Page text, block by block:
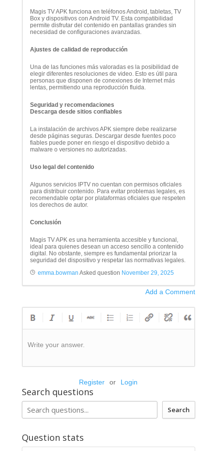
Magis TV APK funciona en teléfonos Android, tabletas, TV
Box y dispositivos con Android TV. Esta compatibilidad
permite disfrutar del contenido en pantallas grandes sin
necesidad de configuraciones avanzadas.
Ajustes de calidad de reproducción
Una de las funciones más valoradas es la posibilidad de
elegir diferentes resoluciones de video. Esto es útil para
personas que disponen de conexiones de Internet más
lentas, permitiendo una reproducción fluida.
Seguridad y recomendaciones
Descarga desde sitios confiables
La instalación de archivos APK siempre debe realizarse
desde páginas seguras. Descargar desde fuentes poco
fiables puede poner en riesgo el dispositivo debido a
malware o versiones no autorizadas.
Uso legal del contenido
Algunos servicios IPTV no cuentan con permisos oficiales
para distribuir contenido. Para evitar problemas legales, es
recomendable optar por plataformas oficiales que respeten
los derechos de autor.
Conclusión
Magis TV APK es una herramienta accesible y funcional,
ideal para quienes desean un acceso sencillo a contenido
digital. No obstante, siempre es fundamental priorizar la
seguridad del dispositivo y respetar las normativas legales.
emma.bowman Asked question November 29, 2025
Add a Comment
Write your answer.
Register or Login
Search questions
Search
Question stats